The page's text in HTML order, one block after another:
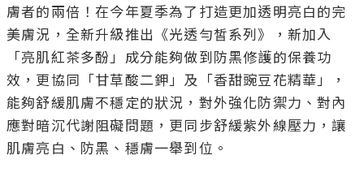
膚者的兩倍！在今年夏季為了打造更加透明亮白的完
美膚況，全新升級推出《光透勻皙系列》，新加入
「亮肌紅茶多酚」成分能夠做到防黑修護的保養功
效，更協同「甘草酸二鉀」及「香甜豌豆花精華」，
能夠舒緩肌膚不穩定的狀況，對外強化防禦力、對內
應對暗沉代謝阻礙問題，更同步舒緩紫外線壓力，讓
肌膚亮白、防黑、穩膚一舉到位。